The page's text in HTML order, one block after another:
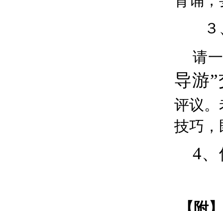
３
请
导游
评议。
技巧，
4